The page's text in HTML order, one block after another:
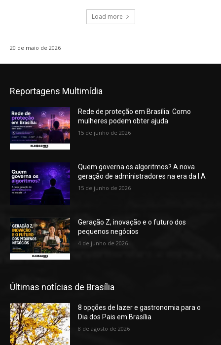
Load more
20 de maio de 2026
Reportagens Multimídia
Rede de proteção em Brasília: Como
mulheres podem obter ajuda
15 de junho de 2026
Quem governa os algoritmos? A nova
geração de administradores na era da I.A
15 de junho de 2026
Geração Z, inovação e o futuro dos
pequenos negócios
4 de junho de 2026
Últimas notícias de Brasília
8 opções de lazer e gastronomia para o
Dia dos Pais em Brasília
8 de agosto de 2026